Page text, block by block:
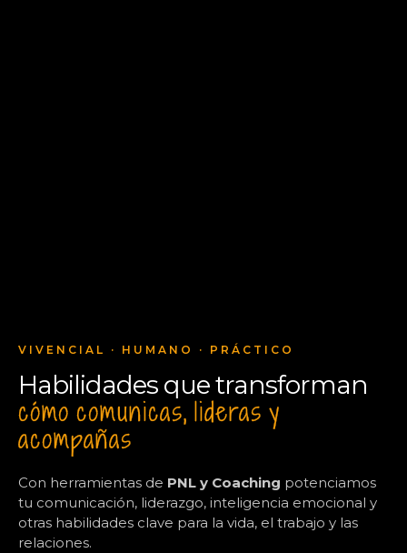
VIVENCIAL · HUMANO · PRÁCTICO
Habilidades que transforman
cómo comunicas, lideras y
acompañas
Con herramientas de PNL y Coaching potenciamos
tu comunicación, liderazgo, inteligencia emocional y
otras habilidades clave para la vida, el trabajo y las
relaciones.